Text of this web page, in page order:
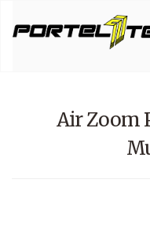
Air Zoom